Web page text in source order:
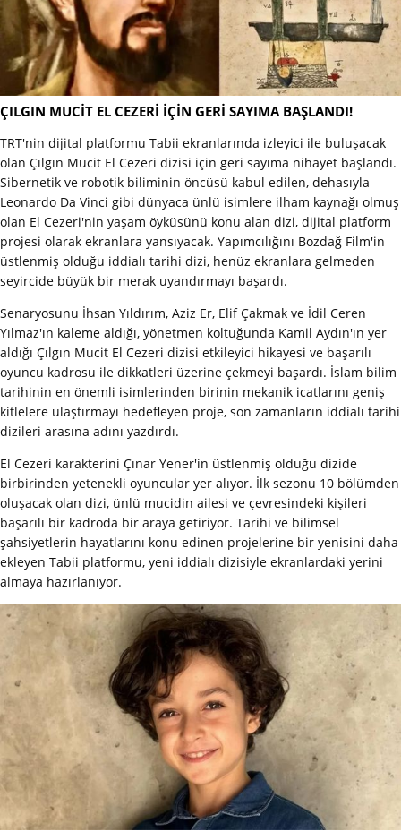
ÇILGIN MUCİT EL CEZERİ İÇİN GERİ SAYIMA BAŞLANDI!
TRT'nin dijital platformu Tabii ekranlarında izleyici ile buluşacak
olan Çılgın Mucit El Cezeri dizisi için geri sayıma nihayet başlandı.
Sibernetik ve robotik biliminin öncüsü kabul edilen, dehasıyla
Leonardo Da Vinci gibi dünyaca ünlü isimlere ilham kaynağı olmuş
olan El Cezeri'nin yaşam öyküsünü konu alan dizi, dijital platform
projesi olarak ekranlara yansıyacak. Yapımcılığını Bozdağ Film'in
üstlenmiş olduğu iddialı tarihi dizi, henüz ekranlara gelmeden
seyircide büyük bir merak uyandırmayı başardı.
Senaryosunu İhsan Yıldırım, Aziz Er, Elif Çakmak ve İdil Ceren
Yılmaz'ın kaleme aldığı, yönetmen koltuğunda Kamil Aydın'ın yer
aldığı Çılgın Mucit El Cezeri dizisi etkileyici hikayesi ve başarılı
oyuncu kadrosu ile dikkatleri üzerine çekmeyi başardı. İslam bilim
tarihinin en önemli isimlerinden birinin mekanik icatlarını geniş
kitlelere ulaştırmayı hedefleyen proje, son zamanların iddialı tarihi
dizileri arasına adını yazdırdı.
El Cezeri karakterini Çınar Yener'in üstlenmiş olduğu dizide
birbirinden yetenekli oyuncular yer alıyor. İlk sezonu 10 bölümden
oluşacak olan dizi, ünlü mucidin ailesi ve çevresindeki kişileri
başarılı bir kadroda bir araya getiriyor. Tarihi ve bilimsel
şahsiyetlerin hayatlarını konu edinen projelerine bir yenisini daha
ekleyen Tabii platformu, yeni iddialı dizisiyle ekranlardaki yerini
almaya hazırlanıyor.